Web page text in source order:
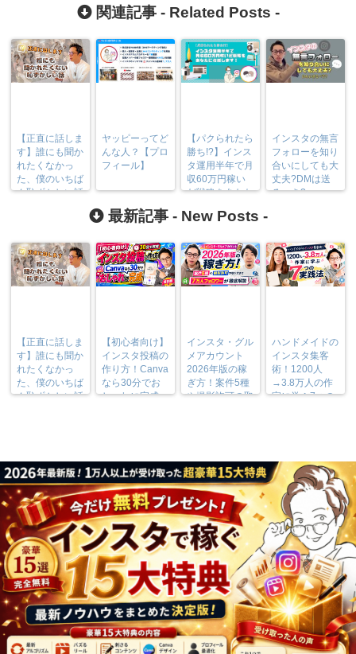
関連記事 - Related Posts -
【正直に話しま
す】誰にも聞か
れたくなかっ
た、僕のいちば
ん恥ずかしい話
ヤッピーってど
んな人？【プロ
フィール】
【パクられたら
勝ち!?】インス
タ運用半年で月
収60万円稼い
だ戦略をあなた
インスタの無言
フォローを知り
合いにしても大
丈夫?DMは送
るべき?
最新記事 - New Posts -
【正直に話しま
す】誰にも聞か
れたくなかっ
た、僕のいちば
ん恥ずかしい話
【初心者向け】
インスタ投稿の
作り方！Canva
なら30分でお
しゃれに完成
インスタ・グル
メアカウント
2026年版の稼
ぎ方！案件5種
や撮影許可の取
ハンドメイドの
インスタ集客
術！1200人
→3.8万人の作
家に学ぶ7つの